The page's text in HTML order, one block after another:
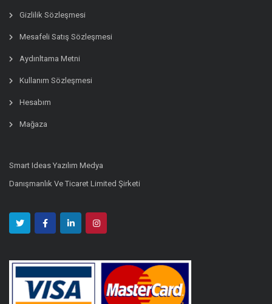
Gizlilik Sözleşmesi
Mesafeli Satış Sözleşmesi
Aydınltama Metni
Kullanım Sözleşmesi
Hesabım
Mağaza
Smart Ideas Yazılım Medya
Danışmanlık Ve Ticaret Limited Şirketi